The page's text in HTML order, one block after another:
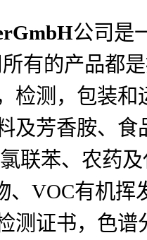
公司是
有的产品都
检测，包装
及芳香胺、
联苯、农药
、VOC有机
测证书，色